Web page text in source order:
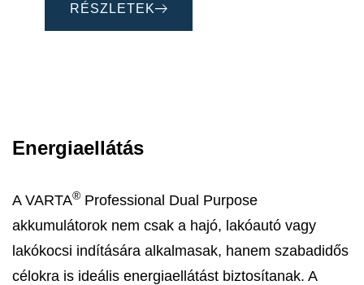
RÉSZLETEK
Energiaellátás
A VARTA® Professional Dual Purpose
akkumulátorok nem csak a hajó, lakóautó vagy
lakókocsi indítására alkalmasak, hanem szabadidős
célokra is ideális energiaellátást biztosítanak. A